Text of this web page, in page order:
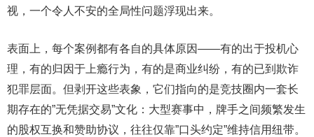
视，一个令人不安的全局性问题浮现出来。
表面上，每个案例都有各自的具体原因——有的出于投机心
理，有的归因于上瘾行为，有的是商业纠纷，有的已到欺诈
犯罪层面。但剥开这些表象，它们指向的是竞技圈内一套长
期存在的”无凭据交易”文化：大型赛事中，牌手之间频繁发生
的股权互换和赞助协议，往往仅靠”口头约定”维持信用纽带。